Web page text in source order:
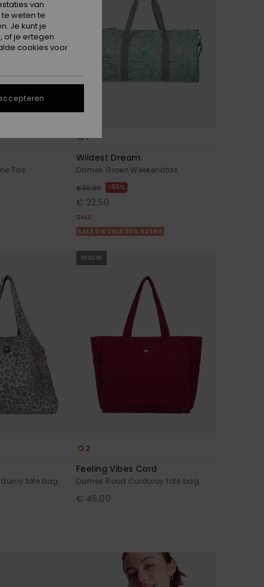
Tas
1
Wildest Dream
Dames Groen Weekendtas
€ 50,00 55%
€ 22,50
SALE
SALE ON SALE 25% EXTRA
tote bag
NIEUW
2
Feeling Vibes Cord
Dames Rood Corduroy tote bag
€ 45,00
van
weten te
Je kunt je
of je ertegen
cookies voor